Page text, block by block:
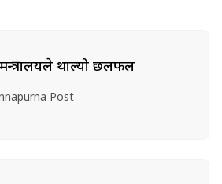
थाल्यो छलफल
Post